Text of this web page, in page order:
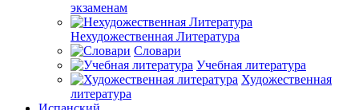
экзаменам
Нехудожественная Литература
Словари
Учебная литература
Художественная
литература